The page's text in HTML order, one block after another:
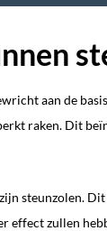
aan de
raken. Dit
steunzolen.
effect zullen